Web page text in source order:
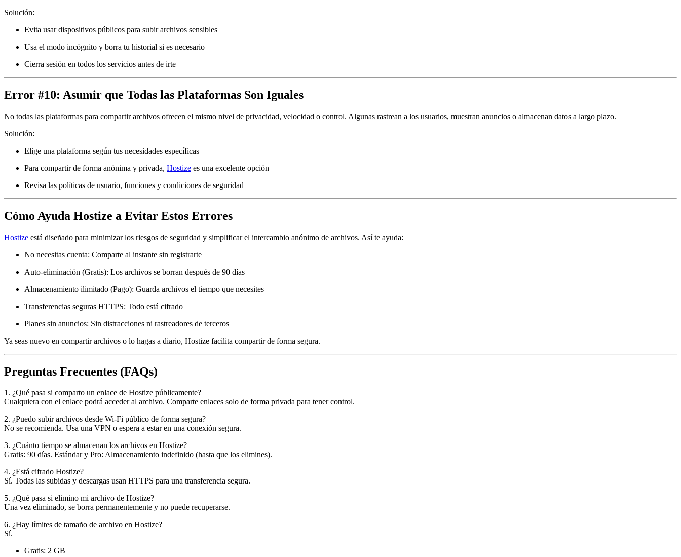
Solución:
Evita usar dispositivos públicos para subir archivos sensibles
Usa el modo incógnito y borra tu historial si es necesario
Cierra sesión en todos los servicios antes de irte
Error #10: Asumir que Todas las Plataformas Son Iguales
No todas las plataformas para compartir archivos ofrecen el mismo nivel de privacidad, velocidad o control. Algunas rastrean a los usuarios, muestran anuncios o almacenan datos a largo plazo.
Solución:
Elige una plataforma según tus necesidades específicas
Para compartir de forma anónima y privada, Hostize es una excelente opción
Revisa las políticas de usuario, funciones y condiciones de seguridad
Cómo Ayuda Hostize a Evitar Estos Errores
Hostize está diseñado para minimizar los riesgos de seguridad y simplificar el intercambio anónimo de archivos. Así te ayuda:
No necesitas cuenta: Comparte al instante sin registrarte
Auto-eliminación (Gratis): Los archivos se borran después de 90 días
Almacenamiento ilimitado (Pago): Guarda archivos el tiempo que necesites
Transferencias seguras HTTPS: Todo está cifrado
Planes sin anuncios: Sin distracciones ni rastreadores de terceros
Ya seas nuevo en compartir archivos o lo hagas a diario, Hostize facilita compartir de forma segura.
Preguntas Frecuentes (FAQs)
1. ¿Qué pasa si comparto un enlace de Hostize públicamente?
Cualquiera con el enlace podrá acceder al archivo. Comparte enlaces solo de forma privada para tener control.
2. ¿Puedo subir archivos desde Wi-Fi público de forma segura?
No se recomienda. Usa una VPN o espera a estar en una conexión segura.
3. ¿Cuánto tiempo se almacenan los archivos en Hostize?
Gratis: 90 días. Estándar y Pro: Almacenamiento indefinido (hasta que los elimines).
4. ¿Está cifrado Hostize?
Sí. Todas las subidas y descargas usan HTTPS para una transferencia segura.
5. ¿Qué pasa si elimino mi archivo de Hostize?
Una vez eliminado, se borra permanentemente y no puede recuperarse.
6. ¿Hay límites de tamaño de archivo en Hostize?
Sí.
Gratis: 2 GB